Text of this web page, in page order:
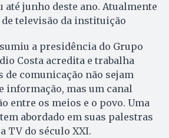
até junho deste ano. Atualmente
televisão da instituição
a presidência do Grupo
Costa acredita e trabalha
de comunicação não sejam
informação, mas um canal
entre os meios e o povo. Uma
abordado em suas palestras
TV do século XXI.